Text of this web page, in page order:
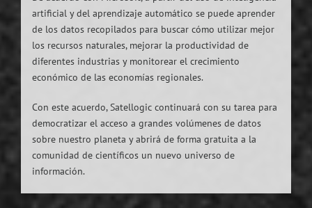
artificial y del aprendizaje automático se puede aprender
de los datos recopilados para buscar cómo utilizar mejor
los recursos naturales, mejorar la productividad de
diferentes industrias y monitorear el crecimiento
económico de las economías regionales.
Con este acuerdo, Satellogic continuará con su tarea para
democratizar el acceso a grandes volúmenes de datos
sobre nuestro planeta y abrirá de forma gratuita a la
comunidad de científicos un nuevo universo de
información.